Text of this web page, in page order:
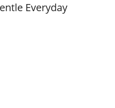
Everyday